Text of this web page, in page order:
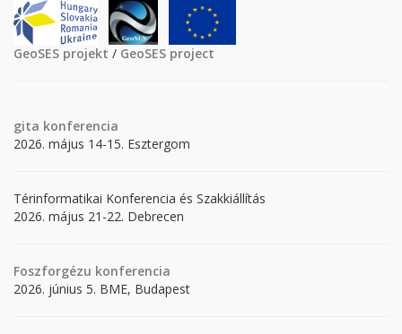
GeoSES projekt / GeoSES project
gita konferencia
2026. május 14-15. Esztergom
Térinformatikai Konferencia és Szakkiállítás
2026. május 21-22. Debrecen
Foszforgézu konferencia
2026. június 5. BME, Budapest